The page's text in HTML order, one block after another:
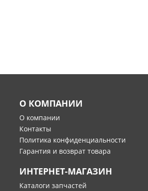
О КОМПАНИИ
О компании
Контакты
Политика конфиденциальности
Гарантия и возврат товара
ИНТЕРНЕТ-МАГАЗИН
Каталоги запчастей